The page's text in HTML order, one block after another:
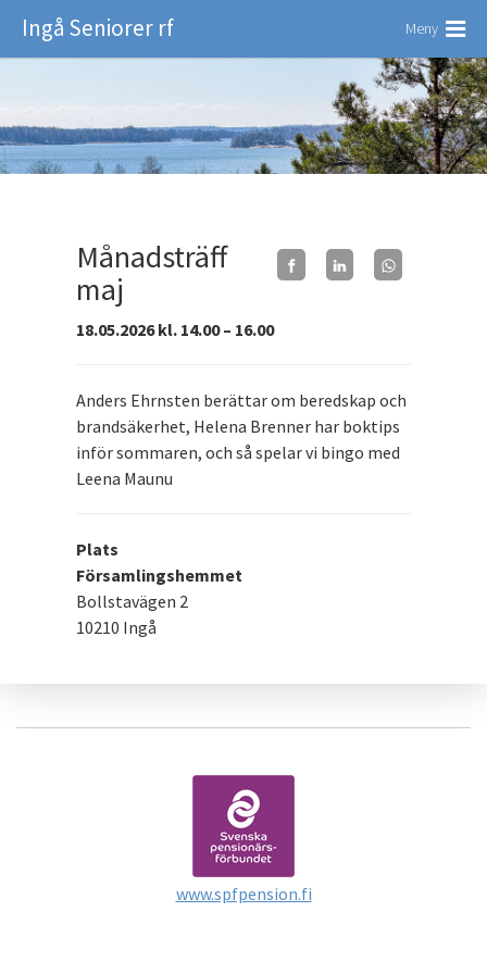
Ingå Seniorer rf Meny
Månadsträff
maj
18.05.2026 kl. 14.00 – 16.00
Anders Ehrnsten berättar om beredskap och
brandsäkerhet, Helena Brenner har boktips
inför sommaren, och så spelar vi bingo med
Leena Maunu
Plats
Församlingshemmet
Bollstavägen 2
10210 Ingå
www.spfpension.fi